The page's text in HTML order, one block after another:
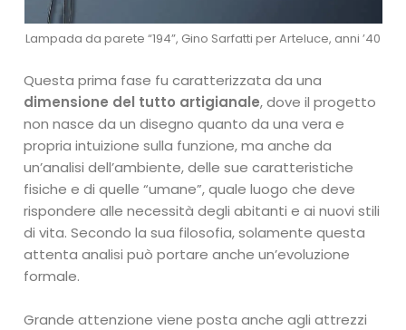
Lampada da parete “194”, Gino Sarfatti per Arteluce, anni ’40
Questa prima fase fu caratterizzata da una
dimensione del tutto artigianale, dove il progetto
non nasce da un disegno quanto da una vera e
propria intuizione sulla funzione, ma anche da
un’analisi dell’ambiente, delle sue caratteristiche
fisiche e di quelle “umane”, quale luogo che deve
rispondere alle necessità degli abitanti e ai nuovi stili
di vita. Secondo la sua filosofia, solamente questa
attenta analisi può portare anche un’evoluzione
formale.
Grande attenzione viene posta anche agli attrezzi